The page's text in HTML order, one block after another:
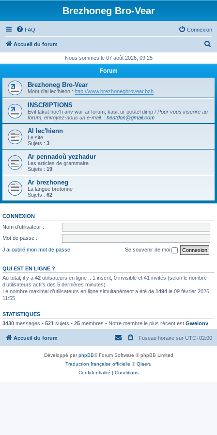
Brezhoneg Bro-Vear
FAQ Connexion
Accueil du forum
h
h
r
Nous sommes le 07 août 2026, 09:25
Forum
Brezhoneg Bro-Vear
Mont d'al lec'hienn : http://www.brezhonegbrovear.bzh
INSCRIPTIONS
Evit lakat hoc'h anv war ar forum, kasit ur postel dimp / Pour vous inscrire au
forum, envoyez-nous un e-mail. : hentdon@gmail.com
Al lec'hienn
Le site
Sujets : 3
Ar pennadoù yezhadur
Les articles de grammaire
Sujets : 19
Ar brezhoneg
La langue bretonne
Sujets : 62
CONNEXION
Nom d’utilisateur :
Mot de passe :
J’ai oublié mon mot de passe
Se souvenir de moi
QUI EST EN LIGNE ?
Au total, il y a 42 utilisateurs en ligne :: 1 inscrit, 0 invisible et 41 invités (selon le nombre
d’utilisateurs actifs des 5 dernières minutes)
Le nombre maximal d’utilisateurs en ligne simultanément a été de 1494 le 09 février 2026,
11:55
STATISTIQUES
3430 messages • 521 sujets • 25 membres • Notre membre le plus récent est Gwelonv
Accueil du forum Fuseau horaire sur UTC+02:00
Développé parphpBB® Forum Software © phpBB Limited
Traduction française officielle ©Qiaeru
Confidentialité | Conditions